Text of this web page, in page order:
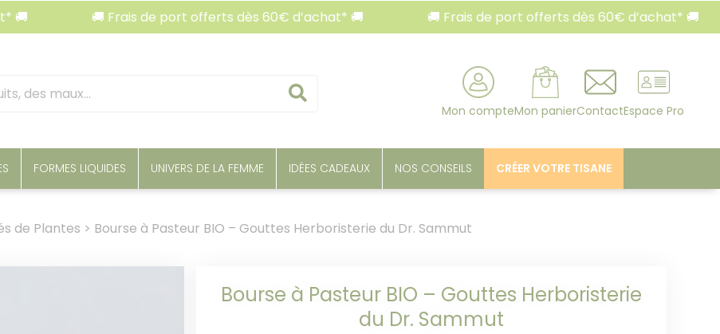
🚚 Frais de port offerts dès 60€ d’achat* 🚚 🚚 Frais de port offerts dès 60€ d’achat* 🚚
Mon compteMon panierContactEspace Pro
FORMES LIQUIDES UNIVERS DE LA FEMME IDÉES CADEAUX NOS CONSEILS CRÉER VOTRE TISANE
de Plantes > Bourse à Pasteur BIO – Gouttes Herboristerie du Dr. Sammut
Bourse à Pasteur BIO – Gouttes Herboristerie
du Dr. Sammut